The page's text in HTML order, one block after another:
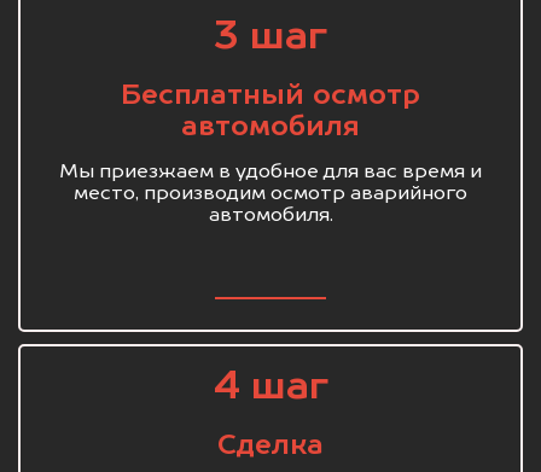
3 шаг
Бесплатный осмотр
автомобиля
Мы приезжаем в удобное для вас время и
место, производим осмотр аварийного
автомобиля.
4 шаг
Сделка